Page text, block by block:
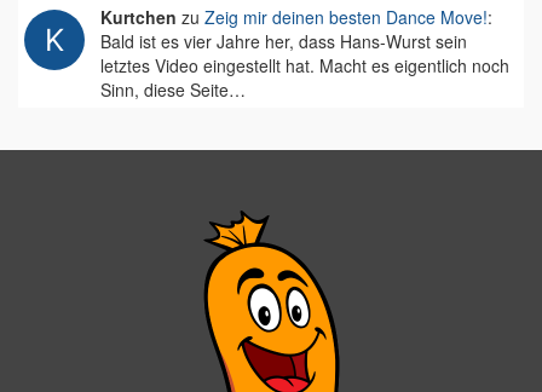
Kurtchen zu Zeig mir deinen besten Dance Move!:
Bald ist es vier Jahre her, dass Hans-Wurst sein
letztes Video eingestellt hat. Macht es eigentlich noch
Sinn, diese Seite…